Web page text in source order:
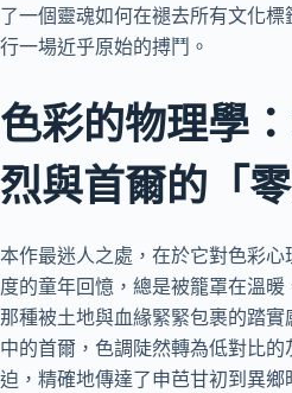
了一個靈魂如何在褪去所有文化
行一場近乎原始的搏鬥。
色彩的物理學
烈與首爾的「零
本作最迷人之處，在於它對色彩
度的童年回憶，總是被籠罩在溫
那種被土地與血緣緊緊包裹的踏
中的首爾，色調陡然轉為低對比
迫，精確地傳達了申芭甘初到異